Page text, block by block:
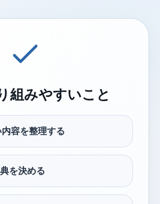
組みやすいこと
容を整理する
を決める